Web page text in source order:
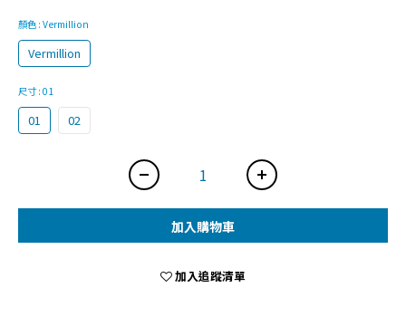
顏色 : Vermillion
Vermillion
尺寸: 01
01 02
加入購物車
加入追蹤清單